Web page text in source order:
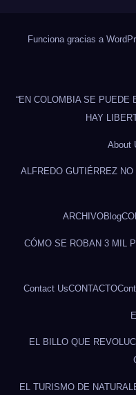
Funciona gracias a
“EN COLOMBIA SE PUEDE
HAY
About
ALFREDO GUTIÉRREZ
ARCHIVOBlog
CÓMO SE ROBAN 3 MIL
Contact UsCONTACTO
EL BILLO QUE
EL TURISMO DE